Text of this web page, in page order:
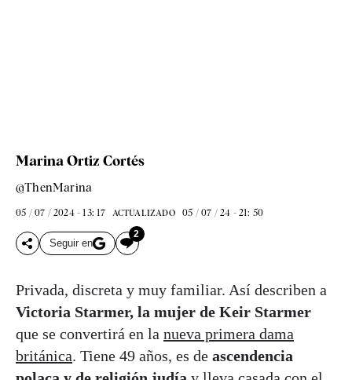
Marina Ortiz Cortés
@ThenMarina
05 / 07 / 2024 - 13: 17 ACTUALIZADO 05 / 07 / 24 - 21: 50
Seguir en
2
Privada, discreta y muy familiar. Así describen a
Victoria Starmer, la mujer de Keir Starmer
que se convertirá en la nueva primera dama
británica. Tiene 49 años, es de ascendencia